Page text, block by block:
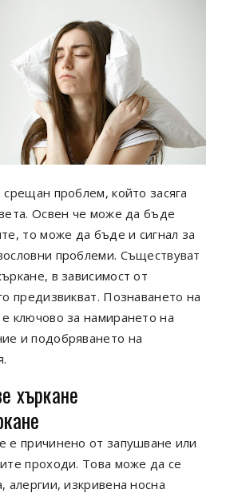
проблем, който засяга
Освен че може да бъде
то може да бъде и сигнал за
проблеми. Съществуват
в зависимост от
предизвикват. Познаването на
ключово за намирането на
и подобряването на
хъркане
е причинено от запушване или
проходи. Това може да се
алергии, изкривена носна